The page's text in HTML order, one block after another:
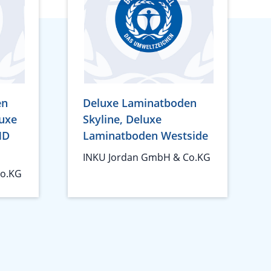
Deluxe Laminatboden
Skyline, Deluxe
Laminatboden Westside
INKU Jordan GmbH & Co.KG